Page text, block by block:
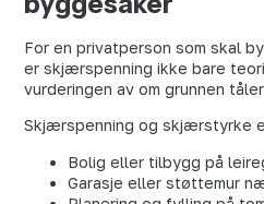
For en privatperson som skal
er skjærspenning ikke bare
vurderingen av om grunnen
Skjærspenning og skjærstyrke
Bolig eller tilbygg på
Garasje eller støttemur